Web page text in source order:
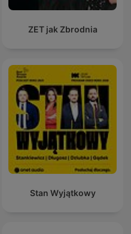
ZET jak Zbrodnia
Stan Wyjątkowy